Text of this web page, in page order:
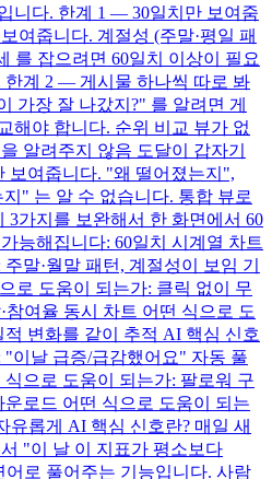
니다. 한계 1 — 30일치만 보여줌
여줍니다. 계절성 (주말·평일 패
를 잡으려면 60일치 이상이 필요
한계 2 — 게시물 하나씩 따로 봐
가장 잘 나갔지?" 를 알려면 게
해야 합니다. 순위 비교 뷰가 없
알려주지 않음 도달이 갑자기
보여줍니다. "왜 떨어졌는지",
" 는 알 수 없습니다. 통합 뷰로
3가지를 보완해서 한 화면에서 60
능해집니다: 60일치 시계열 차트
말·월말 패턴, 계절성이 보임 기
로 도움이 되는가: 클릭 없이 무
참여율 동시 차트 어떤 식으로 도
변화를 같이 추적 AI 핵심 신호
이날 급증/급감했어요" 자동 풀
으로 도움이 되는가: 팔로워 구
로드 어떤 식으로 도움이 되는
유롭게 AI 핵심 신호란? 매일 새
"이 날 이 지표가 평소보다
로 풀어주는 기능입니다. 사람